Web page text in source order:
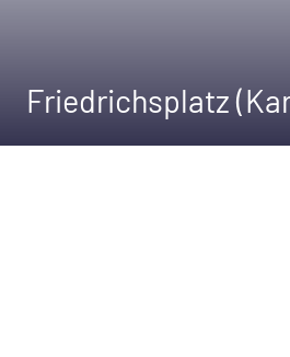
Friedrichsplatz